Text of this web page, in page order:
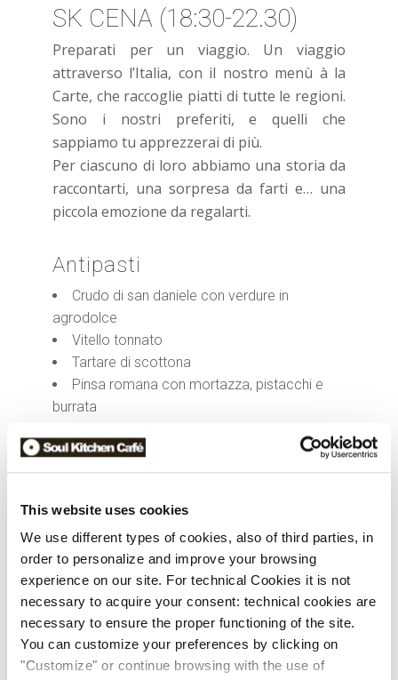
This website uses cookies
We use different types of cookies, also of third parties, in
order to personalize and improve your browsing
experience on our site. For technical Cookies it is not
necessary to acquire your consent: technical cookies are
necessary to ensure the proper functioning of the site.
You can customize your preferences by clicking on
"Customize" or continue browsing with the use of
SK CENA (18:30-22.30)
Preparati per un viaggio. Un viaggio
attraverso l’Italia, con il nostro menù à la
Carte, che raccoglie piatti di tutte le regioni.
Sono i nostri preferiti, e quelli che
sappiamo tu apprezzerai di più.
Per ciascuno di loro abbiamo una storia da
raccontarti, una sorpresa da farti e… una
piccola emozione da regalarti.
Antipasti
Crudo di san daniele con verdure in
agrodolce
Vitello tonnato
Tartare di scottona
Pinsa romana con mortazza, pistacchi e
burrata
Fiori di zucca con mozzarella, acciughe e
tzatziki
pomodoro confit e alici
Saganaki con spinacino al vapore, noci e
miele
Frisella d’orzo con mozzarella di bufala
campana, pomodorini e basilico
Primi piatti
Lasagne con ragù alla bolognese